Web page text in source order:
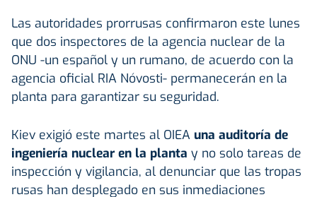
Las autoridades prorrusas confirmaron este lunes
que dos inspectores de la agencia nuclear de la
ONU -un español y un rumano, de acuerdo con la
agencia oficial RIA Nóvosti- permanecerán en la
planta para garantizar su seguridad.
Kiev exigió este martes al OIEA una auditoría de
ingeniería nuclear en la planta y no solo tareas de
inspección y vigilancia, al denunciar que las tropas
rusas han desplegado en sus inmediaciones